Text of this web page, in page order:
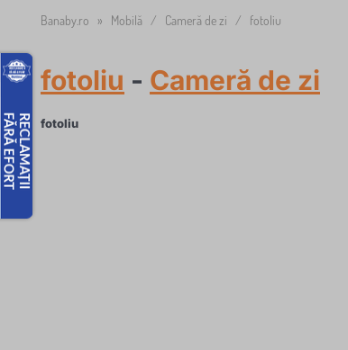
Banaby.ro » Mobilă / Cameră de zi / fotoliu
fotoliu - Cameră de zi
fotoliu